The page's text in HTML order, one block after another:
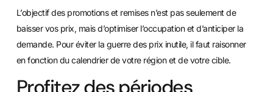
L’objectif des promotions et remises n’est pas seulement de
baisser vos prix, mais d’optimiser l’occupation et d’anticiper la
demande. Pour éviter la guerre des prix inutile, il faut raisonner
en fonction du calendrier de votre région et de votre cible.